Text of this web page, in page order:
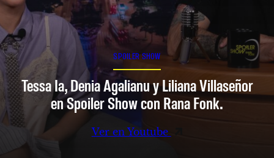
SPOILER SHOW
Tessa Ia, Denia Agalianu y Liliana Villaseñor
en Spoiler Show con Rana Fonk.
Ver en Youtube